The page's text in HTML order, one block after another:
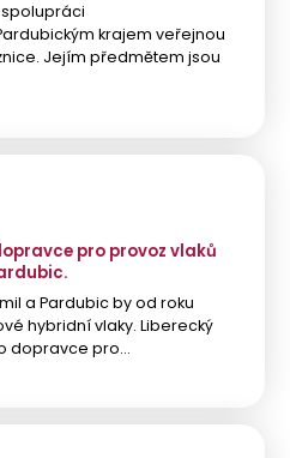
spolupráci
krajem veřejnou
Jejím předmětem jsou
pro provoz vlaků
a Pardubic by od roku
hybridní vlaky. Liberecký
dopravce pro…